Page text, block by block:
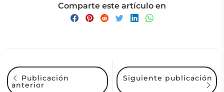
Comparte este artículo en
Siguiente publicación
Publicación
anterior